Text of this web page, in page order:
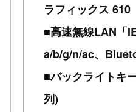
ラフィックス 610
■高速無線LAN「
a/b/g/n/ac、
■バックライトキ
列)